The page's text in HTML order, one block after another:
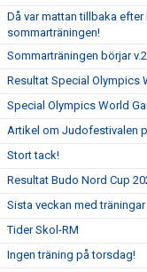
Då var mattan tillbaka
sommarträningen!
Sommarträningen börjar
Resultat Special Olympics
Special Olympics World
Artikel om Judofestivalen
Stort tack!
Resultat Budo Nord Cup
Sista veckan med
Tider Skol-RM
Ingen träning på torsdag!